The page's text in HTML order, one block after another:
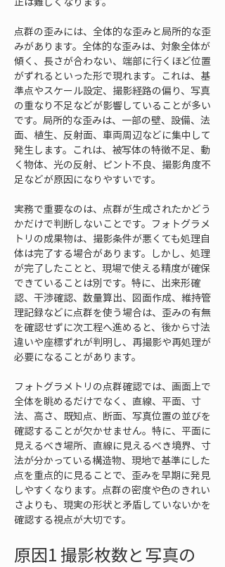
点群の歪みには、全体的な歪みと局所的な歪
みがあります。全体的な歪みは、対象全体が
傾く、長さが合わない、端部に行くほど位置
がずれるといった形で現れます。これは、基
準点やスケール設定、撮影経路の偏り、写真
の重なり不足などが影響していることが多い
です。局所的な歪みは、一部の壁、設備、法
面、植生、反射面、車両周辺などに集中して
発生します。これは、被写体の特徴不足、動
く物体、光の反射、ピント不良、撮影角度不
足などが原因になりやすいです。
実務で重要なのは、点群が生成されたかどう
かだけで判断しないことです。フォトグラメ
トリの成果物は、撮影条件が悪くても処理自
体は完了する場合があります。しかし、処理
が完了したことと、現場で使える精度が確保
できていることは別です。特に、出来形確
認、干渉確認、数量算出、図面作成、維持管
理記録などに点群を使う場合は、歪みの有無
を確認せずに次工程へ進めると、後から寸法
違いや座標ずれが判明し、再撮影や再処理が
必要になることがあります。
フォトグラメトリの点群確認では、画面上で
全体を眺めるだけでなく、直線、平面、寸
法、高さ、既知点、断面、写真位置の並びを
確認することが欠かせません。特に、平面に
見えるべき場所、直線に見えるべき境界、寸
法が分かっている構造物、現地で基準にした
点を重点的に見ることで、歪みを早期に発見
しやすくなります。点群の密度や色のきれい
さよりも、現実の形状と矛盾していないかを
確認する視点が大切です。
原因1 撮影枚数と写真の